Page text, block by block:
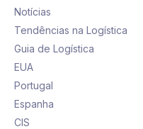
Notícias
Tendências na Logística
Guia de Logística
EUA
Portugal
Espanha
CIS